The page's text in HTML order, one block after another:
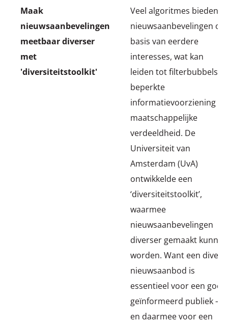
Maak
nieuwsaanbevelingen
meetbaar diverser
met
'diversiteitstoolkit'
Veel algoritmes bieden
nieuwsaanbevelingen op
basis van eerdere
interesses, wat kan
leiden tot filterbubbels,
beperkte
informatievoorziening en
maatschappelijke
verdeeldheid. De
Universiteit van
Amsterdam (UvA)
ontwikkelde een
‘diversiteitstoolkit’,
waarmee
nieuwsaanbevelingen
diverser gemaakt kunnen
worden. Want een divers
nieuwsaanbod is
essentieel voor een goed
geïnformeerd publiek –
en daarmee voor een